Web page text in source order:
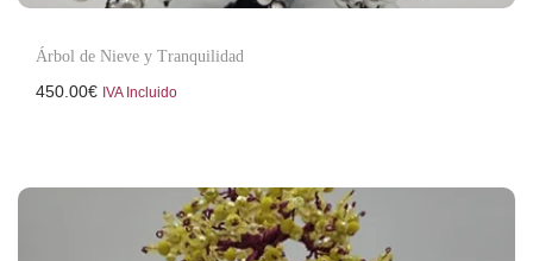
Árbol de Nieve y Tranquilidad
450.00€ IVA Incluido